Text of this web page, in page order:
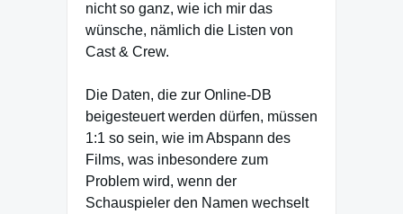
nicht so ganz, wie ich mir das
wünsche, nämlich die Listen von
Cast & Crew.
Die Daten, die zur Online-DB
beigesteuert werden dürfen, müssen
1:1 so sein, wie im Abspann des
Films, was inbesondere zum
Problem wird, wenn der
Schauspieler den Namen wechselt